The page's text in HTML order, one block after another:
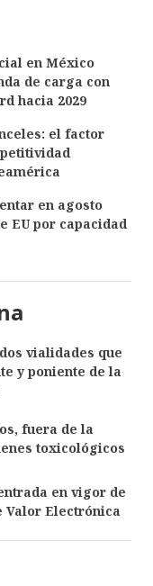
en México
de carga con
hacia 2029
el factor
en agosto
EU por capacidad
vialidades que
y poniente de la
fuera de la
toxicológicos
en vigor de
Valor Electrónica